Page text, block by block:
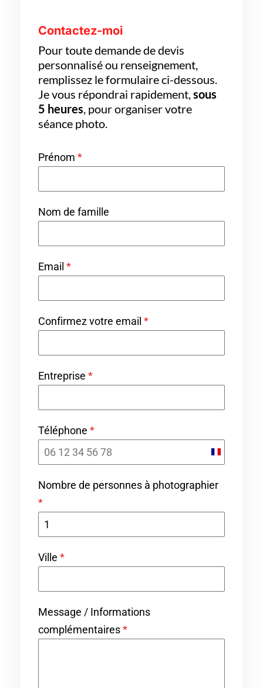
Contactez-moi
Pour toute demande de devis
personnalisé ou renseignement,
remplissez le formulaire ci-dessous.
Je vous répondrai rapidement, sous
5 heures , pour organiser votre
séance photo.
Prénom *
Nom de famille
Email *
Confirmez votre email *
Entreprise *
Téléphone *
F
n
+
3
Nombre de personnes à photographier
*
Ville *
Message / Informations
complémentaires*